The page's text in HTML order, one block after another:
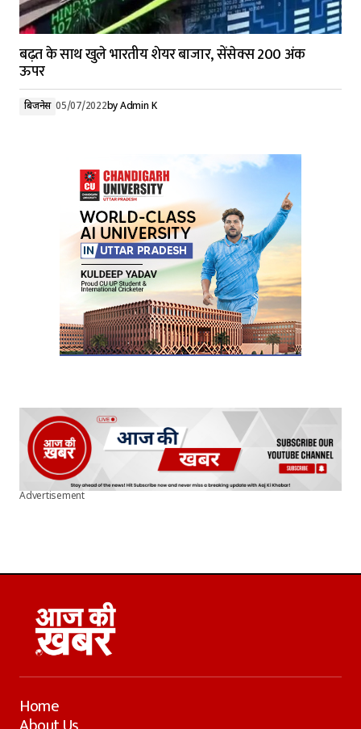
बढ़त के साथ खुले भारतीय शेयर बाजार, सेंसेक्स 200 अंक
ऊपर
बिजनेस 05/07/2022byAdmin K
Advertisement
Home